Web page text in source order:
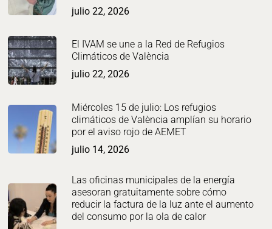
julio 22, 2026
El IVAM se une a la Red de Refugios
Climáticos de València
julio 22, 2026
Miércoles 15 de julio: Los refugios
climáticos de València amplían su horario
por el aviso rojo de AEMET
julio 14, 2026
Las oficinas municipales de la energía
asesoran gratuitamente sobre cómo
reducir la factura de la luz ante el aumento
del consumo por la ola de calor